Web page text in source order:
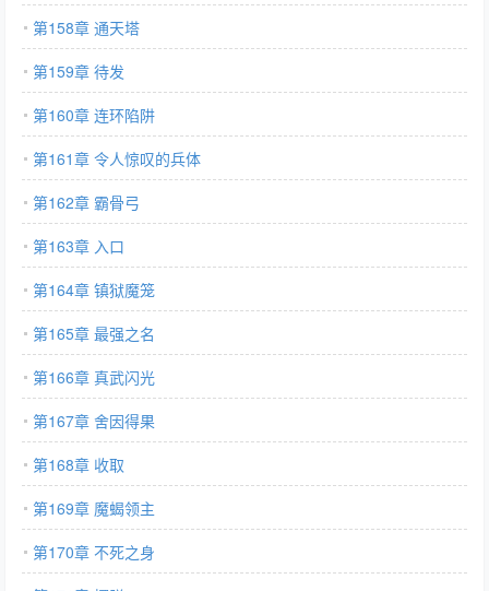
第158章 通天塔
第159章 待发
第160章 连环陷阱
第161章 令人惊叹的兵体
第162章 霸骨弓
第163章 入口
第164章 镇狱魔笼
第165章 最强之名
第166章 真武闪光
第167章 舍因得果
第168章 收取
第169章 魔蝎领主
第170章 不死之身